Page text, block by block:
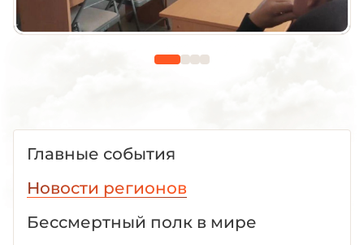
Главные события
Новости регионов
Бессмертный полк в мире